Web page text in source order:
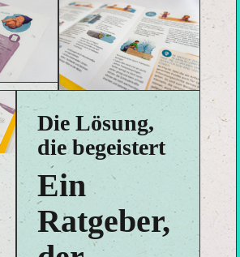
Die Lösung,
die begeistert
Ein
Ratgeber,